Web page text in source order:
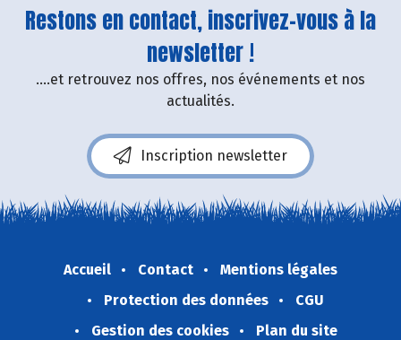
Restons en contact, inscrivez-vous à la
newsletter !
....et retrouvez nos offres, nos événements et nos
actualités.
Inscription newsletter
Accueil Contact
Mentions légales
Protection des données
CGU
Gestion des cookies
Plan du site